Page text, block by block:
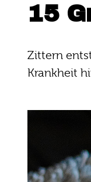
15
Zittern
Krankheit